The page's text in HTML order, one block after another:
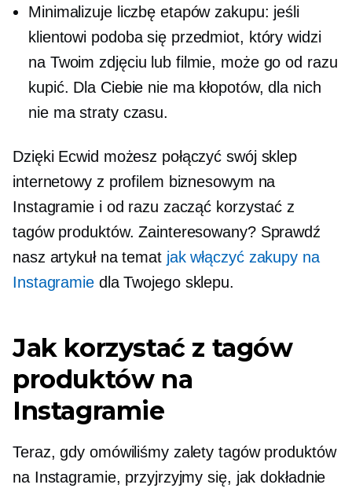
Minimalizuje liczbę etapów zakupu: jeśli
klientowi podoba się przedmiot, który widzi
na Twoim zdjęciu lub filmie, może go od razu
kupić. Dla Ciebie nie ma kłopotów, dla nich
nie ma straty czasu.
Dzięki Ecwid możesz połączyć swój sklep
internetowy z profilem biznesowym na
Instagramie i od razu zacząć korzystać z
tagów produktów. Zainteresowany? Sprawdź
nasz artykuł na temat jak włączyć zakupy na
Instagramiedla Twojego sklepu.
Jak korzystać z tagów
produktów na
Instagramie
Teraz, gdy omówiliśmy zalety tagów produktów
na Instagramie, przyjrzyjmy się, jak dokładnie